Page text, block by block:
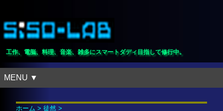
工作、電脳、料理、音楽、雑多にスマートダディ目指して修行中。
MENU ▼
ホーム >徒然 >